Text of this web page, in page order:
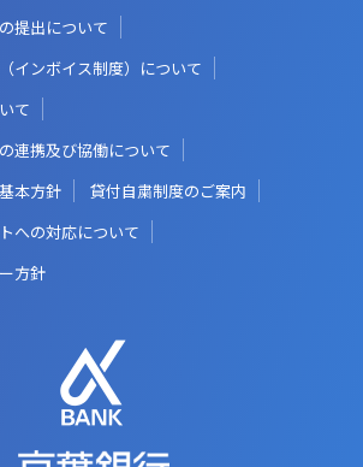
提出について
インボイス制度）について
て
連携及び協働について
本方針
貸付自粛制度のご案内
への対応について
方針